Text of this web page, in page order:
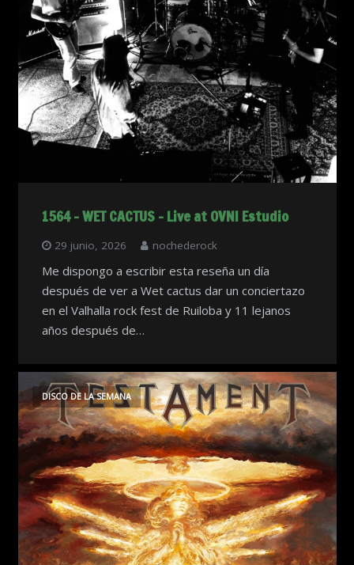
1564 – WET CACTUS – Live at OVNI Estudio
29 junio, 2026 nochederock
Me dispongo a escribir esta reseña un día
después de ver a Wet cactus dar un conciertazo
en el Valhalla rock fest de Ruiloba y 11 lejanos
años después de…
DISCO DE LA SEMANA